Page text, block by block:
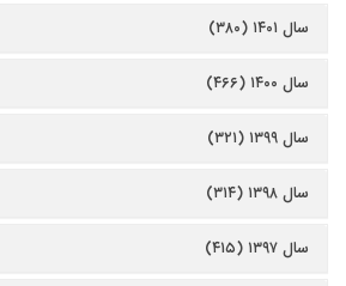
سال ۱۴۰۱ (۳۸۰)
سال ۱۴۰۰ (۴۶۶)
سال ۱۳۹۹ (۳۲۱)
سال ۱۳۹۸ (۳۱۴)
سال ۱۳۹۷ (۴۱۵)